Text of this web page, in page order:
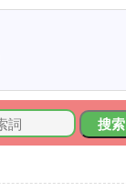
搜索